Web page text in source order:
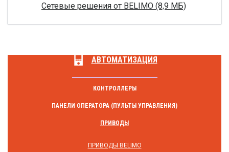
Сетевые решения от BELIMO (8,9 МБ)
АВТОМАТИЗАЦИЯ
КОНТРОЛЛЕРЫ
ПАНЕЛИ ОПЕРАТОРА (ПУЛЬТЫ УПРАВЛЕНИЯ)
ПРИВОДЫ
ПРИВОДЫ BELIMO